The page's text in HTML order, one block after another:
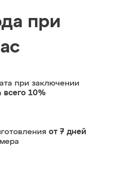
при
при заключении
всего 10%
от 7 дней